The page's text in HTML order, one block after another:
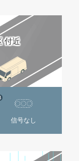
付近
信号なし